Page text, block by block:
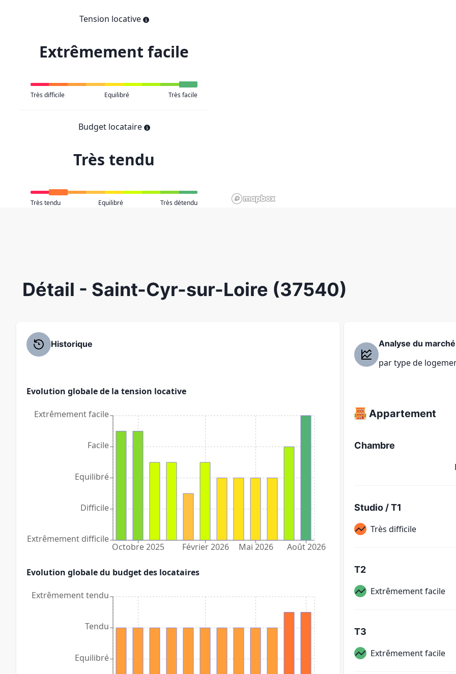
Tension locative
Extrêmement facile
Très difficile Equilibré Très facile
Budget locataire
Très tendu
Très tendu Equilibré Très détendu
Détail - Saint-Cyr-sur-Loire (37540)
Historique
Evolution globale de la tension locative
Octobre 2025 Février 2026 Mai 2026 Août 2026
Extrêmement difficile
Difficile
Equilibré
Facile
Extrêmement facile
Evolution globale du budget des locataires
Equilibré
Tendu
Extrêmement tendu
Analyse du marché
par type de
Appartement
Chambre
Studio / T1
Très difficile
T2
Extrêmement facile
T3
Extrêmement facile